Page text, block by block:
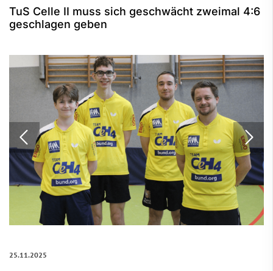
TuS Celle II muss sich geschwächt zweimal 4:6
geschlagen geben
25.11.2025